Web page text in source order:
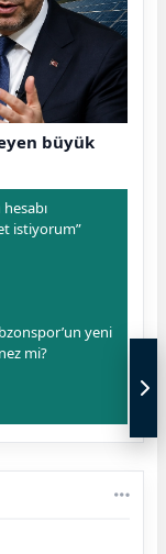
büyük
istiyorum”
yeni
mi?